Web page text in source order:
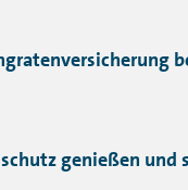
genießen und